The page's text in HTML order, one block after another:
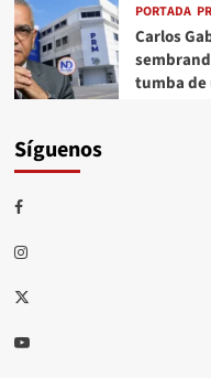
PORTADA
Carlos
tumba de
Síguenos